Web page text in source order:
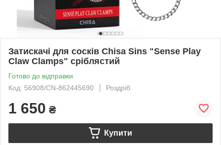
Затискачі для сосків Chisa Sins "Sense Play
Claw Clamps" сріблястий
Готово до відправки
Код: 56908/CN-862445690
Роздріб
1 650 ₴
Купити